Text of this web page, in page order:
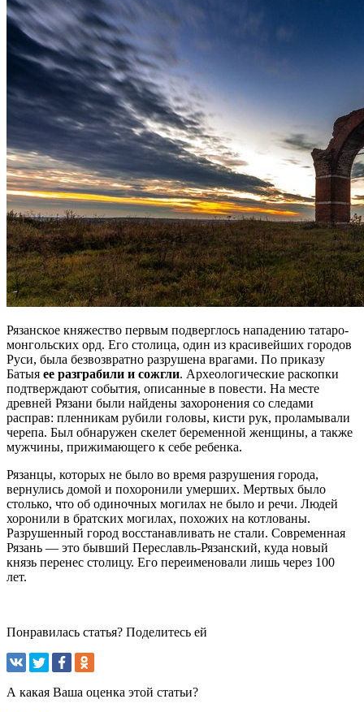
Рязанское княжество первым подверглось нападению татаро-
монгольских орд. Его столица, один из красивейших городов
Руси, была безвозвратно разрушена врагами. По приказу
Батыя ее разграбили и сожгли. Археологические раскопки
подтверждают события, описанные в повести. На месте
древней Рязани были найдены захоронения со следами
расправ: пленникам рубили головы, кисти рук, проламывали
черепа. Был обнаружен скелет беременной женщины, а также
мужчины, прижимающего к себе ребенка.
Рязанцы, которых не было во время разрушения города,
вернулись домой и похоронили умерших. Мертвых было
столько, что об одиночных могилах не было и речи. Людей
хоронили в братских могилах, похожих на котлованы.
Разрушенный город восстанавливать не стали. Современная
Рязань — это бывший Переславль-Рязанский, куда новый
князь перенес столицу. Его переименовали лишь через 100
лет.
Понравилась статья? Поделитесь ей
А какая Ваша оценка этой статьи?